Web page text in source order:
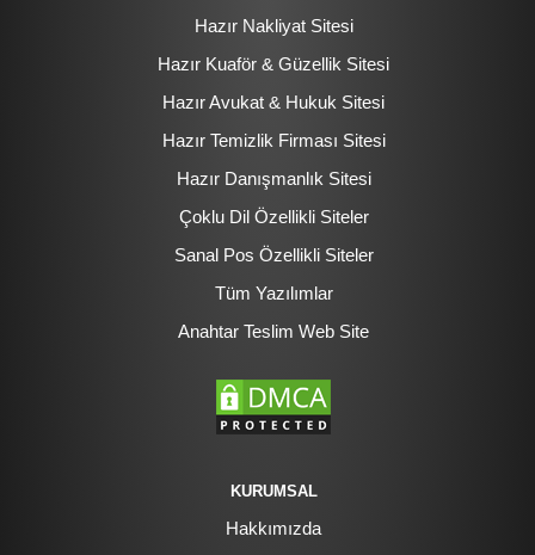
Hazır Nakliyat Sitesi
Hazır Kuaför & Güzellik Sitesi
Hazır Avukat & Hukuk Sitesi
Hazır Temizlik Firması Sitesi
Hazır Danışmanlık Sitesi
Çoklu Dil Özellikli Siteler
Sanal Pos Özellikli Siteler
Tüm Yazılımlar
Anahtar Teslim Web Site
KURUMSAL
Hakkımızda